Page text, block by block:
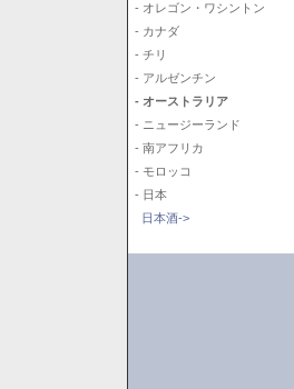
- オレゴン・ワシントン
- カナダ
- チリ
- アルゼンチン
- オーストラリア
- ニュージーランド
- 南アフリカ
- モロッコ
- 日本
日本酒->